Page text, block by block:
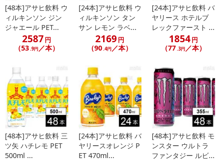
こちらの情報は2026-07-09 14:13:35.0での情報となります。
[48本]アサヒ飲料 ウ
ィルキンソン ジン
ジャエール PET...
2587円
（53.9円／本）
[24本]アサヒ飲料 ウ
ィルキンソン タン
サン レモン ラベ...
2169円
（90.4円／本）
[24本]アサヒ飲料 バ
ヤリース ホテルブ
レックファースト ...
1854円
（77.3円／本）
[48本]アサヒ飲料 三
ツ矢 ハチレモ PET
500ml ...
[24本]アサヒ飲料 バ
ヤリースオレンジ P
ET 470ml...
[48本]アサヒ飲料 モ
ンスター ウルトラ
ファンタジー ルビ...